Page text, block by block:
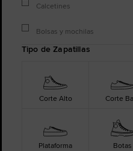
Calcetines
Bolsas y mochilas
Tipo de Zapatillas
Corte Alto Corte
Plataforma Botas